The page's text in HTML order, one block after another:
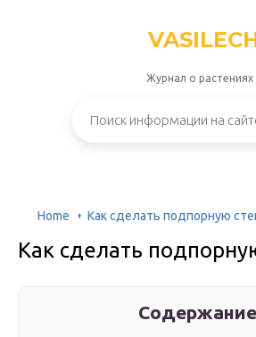
Журнал о растениях
Home Как сделать подпорную
Как сделать